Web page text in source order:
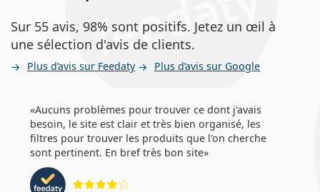
Sur 55 avis, 98% sont positifs. Jetez un œil à
une sélection d'avis de clients.
Plus d’avis sur Feedaty Plus d’avis sur Google
Aucuns problèmes pour trouver ce dont j'avais
besoin, le site est clair et très bien organisé, les
filtres pour trouver les produits que l'on cherche
sont pertinent. En bref très bon site